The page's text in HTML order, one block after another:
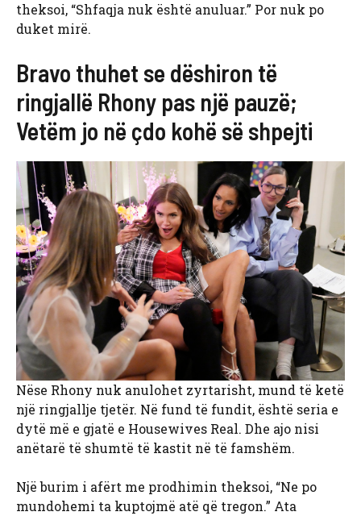
theksoi, “Shfaqja nuk është anuluar.” Por nuk po
duket mirë.
Bravo thuhet se dëshiron të
ringjallë Rhony pas një pauzë;
Vetëm jo në çdo kohë së shpejti
Nëse Rhony nuk anulohet zyrtarisht, mund të ketë
një ringjallje tjetër. Në fund të fundit, është seria e
dytë më e gjatë e Housewives Real. Dhe ajo nisi
anëtarë të shumtë të kastit në të famshëm.
Një burim i afërt me prodhimin theksoi, “Ne po
mundohemi ta kuptojmë atë që tregon.” Ata